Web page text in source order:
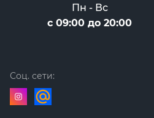
Пн - Вс
с 09:00 до 20:00
Соц. сети: